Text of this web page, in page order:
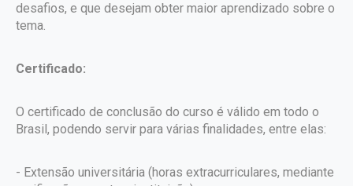
desafios, e que desejam obter maior aprendizado sobre o
tema.
Certificado:
O certificado de conclusão do curso é válido em todo o
Brasil, podendo servir para várias finalidades, entre elas:
- Extensão universitária (horas extracurriculares, mediante